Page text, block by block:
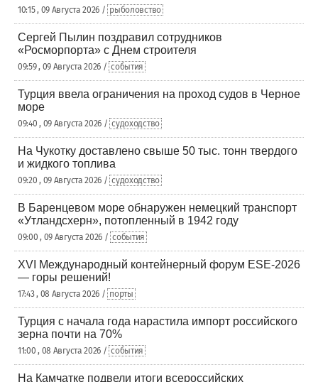
10:15 , 09 Августа 2026 / рыболовство
Сергей Пылин поздравил сотрудников
«Росморпорта» с Днем строителя
09:59 , 09 Августа 2026 / события
Турция ввела ограничения на проход судов в Черное
море
09:40 , 09 Августа 2026 / судоходство
На Чукотку доставлено свыше 50 тыс. тонн твердого
и жидкого топлива
09:20 , 09 Августа 2026 / судоходство
В Баренцевом море обнаружен немецкий транспорт
«Утландсхерн», потопленный в 1942 году
09:00 , 09 Августа 2026 / события
XVI Международный контейнерный форум ESE-2026
— горы решений!
17:43 , 08 Августа 2026 / порты
Турция с начала года нарастила импорт российского
зерна почти на 70%
11:00 , 08 Августа 2026 / события
На Камчатке подвели итоги всероссийских